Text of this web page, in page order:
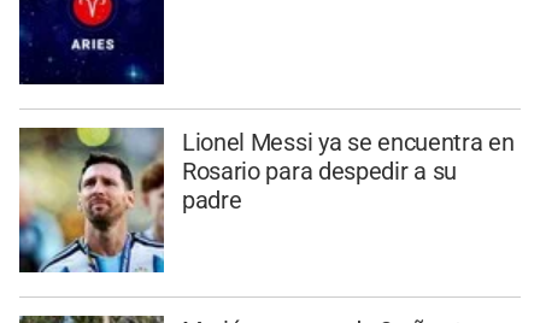
Lionel Messi ya se encuentra en
Rosario para despedir a su
padre